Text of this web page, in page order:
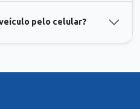
pelo celular?